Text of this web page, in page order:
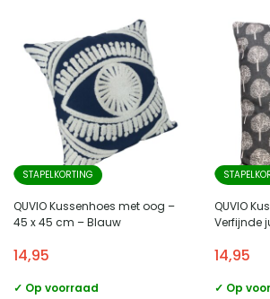
STAPELKORTING
QUVIO Kussenhoes met oog –
45 x 45 cm – Blauw
14,95
✓ Op voorraad
QUVIO
Verfijnde
14,95
✓ Op